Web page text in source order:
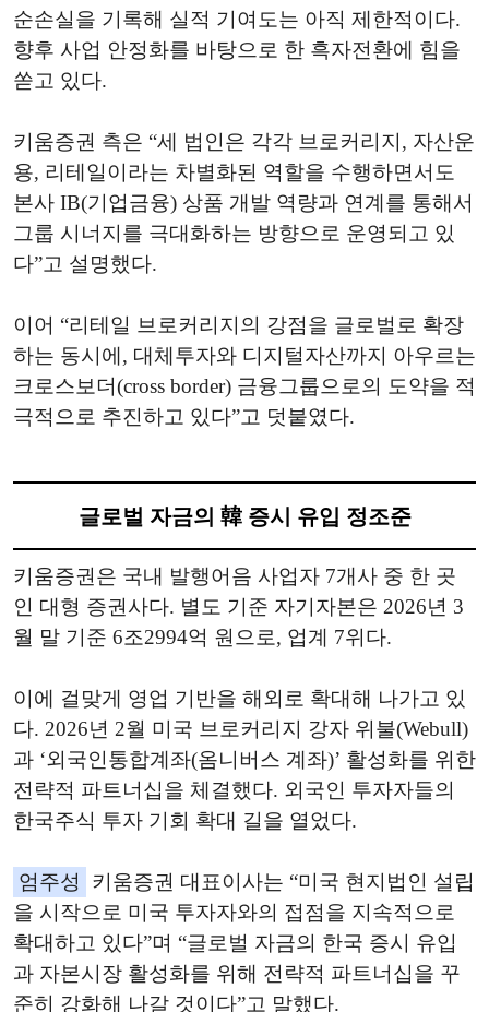
순손실을 기록해 실적 기여도는 아직 제한적이다.
향후 사업 안정화를 바탕으로 한 흑자전환에 힘을
쏟고 있다.
키움증권 측은 “세 법인은 각각 브로커리지, 자산운
용, 리테일이라는 차별화된 역할을 수행하면서도
본사 IB(기업금융) 상품 개발 역량과 연계를 통해서
그룹 시너지를 극대화하는 방향으로 운영되고 있
다”고 설명했다.
이어 “리테일 브로커리지의 강점을 글로벌로 확장
하는 동시에, 대체투자와 디지털자산까지 아우르는
크로스보더(cross border) 금융그룹으로의 도약을 적
극적으로 추진하고 있다”고 덧붙였다.
글로벌 자금의 韓 증시 유입 정조준
키움증권은 국내 발행어음 사업자 7개사 중 한 곳
인 대형 증권사다. 별도 기준 자기자본은 2026년 3
월 말 기준 6조2994억 원으로, 업계 7위다.
이에 걸맞게 영업 기반을 해외로 확대해 나가고 있
다. 2026년 2월 미국 브로커리지 강자 위불(Webull)
과 ‘외국인통합계좌(옴니버스 계좌)’ 활성화를 위한
전략적 파트너십을 체결했다. 외국인 투자자들의
한국주식 투자 기회 확대 길을 열었다.
엄주성
키움증권 대표이사는 “미국 현지법인 설립
을 시작으로 미국 투자자와의 접점을 지속적으로
확대하고 있다”며 “글로벌 자금의 한국 증시 유입
과 자본시장 활성화를 위해 전략적 파트너십을 꾸
준히 강화해 나갈 것이다”고 말했다.